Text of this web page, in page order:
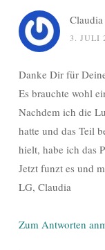
Claudia
3. JULI
Danke Dir für
Es brauchte wohl
Nachdem ich die
hatte und das Teil
hielt, habe ich das
Jetzt funzt es und
LG, Claudia
Zum Antworten